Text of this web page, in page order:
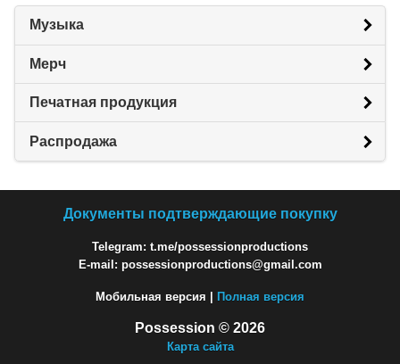
Музыка
Мерч
Печатная продукция
Распродажа
Документы подтверждающие покупку
Telegram: t.me/possessionproductions
E-mail: possessionproductions@gmail.com
Мобильная версия | Полная версия
Possession © 2026
Карта сайта